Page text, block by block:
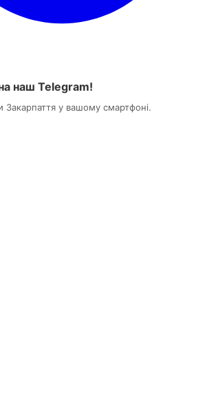
наш Telegram!
Закарпаття у вашому смартфоні.